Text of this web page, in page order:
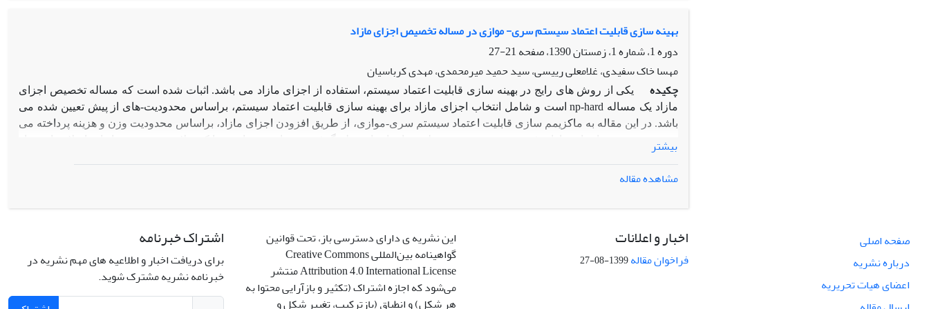
بهینه سازی قابلیت اعتماد سیستم سری- موازی در مساله تخصیص اجزای مازاد
دوره 1، شماره 1، زمستان 1390، صفحه
21-27
مهسا خاک سفیدی، غلامعلی رییسی، سید حمید میرمحمدی، مهدی کرباسیان
چکیده
یکی از روش های رایج در بهینه سازی قابلیت اعتماد سیستم، استفاده از اجزای مازاد می باشد. اثبات شده است که مساله تخصیص اجزای
مازاد یک مساله np-hardاست و شامل انتخاب اجزای مازاد برای بهینه سازی قابلیت اعتماد سیستم، براساس محدودیت-های از پیش تعیین شده می
باشد. در این مقاله به ماکزیمم سازی قابلیت اعتماد سیستم سری-موازی، از طریق افزودن اجزای مازاد، براساس محدودیت وزن و هزینه پرداخته می
شود. در تخصیص اجزای مازاد، فرض وجود چند نوع مختلف برای اجزا درنظر گرفته شده است، بدان معنا که علاوه بر تعیین تعداد اجزا ، لازم است از
حل آن از الگوریتم اجتماع مورچگان استفاده می-شود. قدرت جست وجوی الگوریتم پشنهادی با ارایه یک روش جست وجوی محلی در همسایگی نقاط
بیشتر
مشاهده مقاله
صفحه اصلی
درباره نشریه
اعضای هیات تحریریه
اخبار و اعلانات
فراخوان مقاله1399-08-27
این نشریه ی دارای دسترسی باز، تحت قوانین
گواهینامه بین‌المللی Creative Commons
Attribution 4.0 International License منتشر
می‌شود که اجازه اشتراک (تکثیر و بازآرایی محتوا به
هر شکل) و انطباق (بازترکیب، تغییر شکل و
اشتراک خبرنامه
برای دریافت اخبار و اطلاعیه های مهم نشریه در
خبرنامه نشریه مشترک شوید.